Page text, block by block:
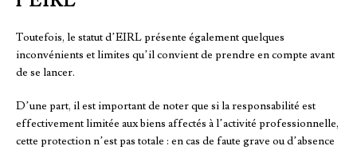
Toutefois, le statut d’EIRL présente également quelques
inconvénients et limites qu’il convient de prendre en compte avant
de se lancer.
D’une part, il est important de noter que si la responsabilité est
effectivement limitée aux biens affectés à l’activité professionnelle,
cette protection n’est pas totale : en cas de faute grave ou d’absence